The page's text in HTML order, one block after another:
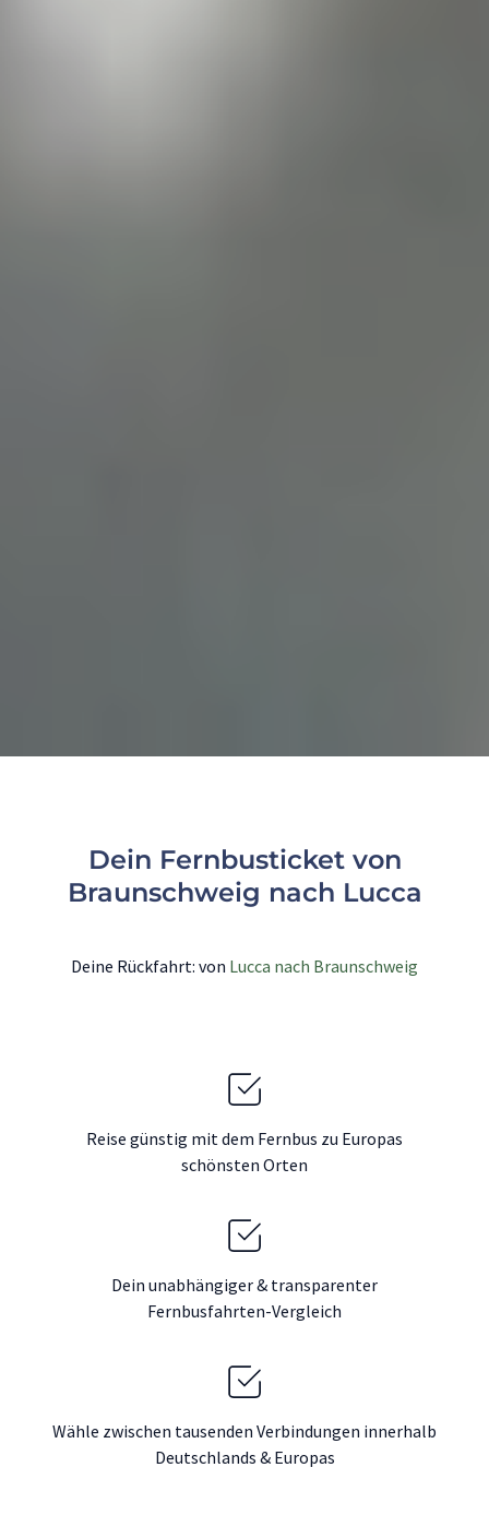
Dein Fernbusticket von
Braunschweig nach Lucca
Deine Rückfahrt: von Lucca nach Braunschweig
Reise günstig mit dem Fernbus zu Europas
schönsten Orten
Dein unabhängiger & transparenter
Fernbusfahrten-Vergleich
Wähle zwischen tausenden Verbindungen innerhalb
Deutschlands & Europas